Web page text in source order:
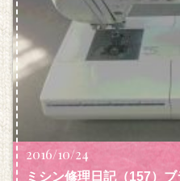
2016/10/24
ミシン修理日記（157）